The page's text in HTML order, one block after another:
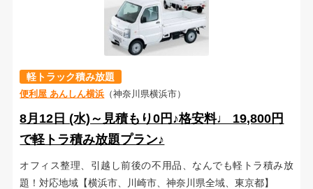
軽トラック積み放題
便利屋 あんしん横浜 （神奈川県横浜市）
8月12日 (水)～見積もり0円♪格安料♩ 19,800円
で軽トラ積み放題プラン♪
オフィス整理、引越し前後の不用品、なんでも軽トラ積み放
題！対応地域【横浜市、川崎市、神奈川県全域、東京都】